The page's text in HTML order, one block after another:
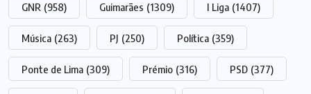
GNR (958) Guimarães (1309) I Liga (1407)
Música (263) PJ (250) Política (359)
Ponte de Lima (309) Prémio (316) PSD (377)